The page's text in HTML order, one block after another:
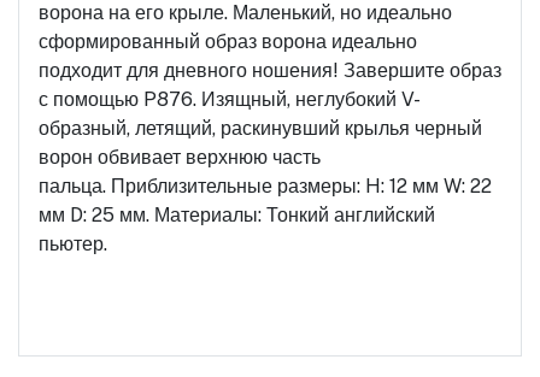
ворона на его крыле. Маленький, но идеально
сформированный образ ворона идеально
подходит для дневного ношения! Завершите образ
с помощью P876. Изящный, неглубокий V-
образный, летящий, раскинувший крылья черный
ворон обвивает верхнюю часть
пальца. Приблизительные размеры: H: 12 мм W: 22
мм D: 25 мм. Материалы: Тонкий английский
пьютер.